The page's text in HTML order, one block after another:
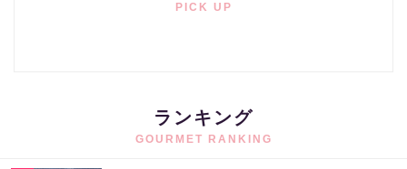
PICK UP
ランキング
GOURMET RANKING